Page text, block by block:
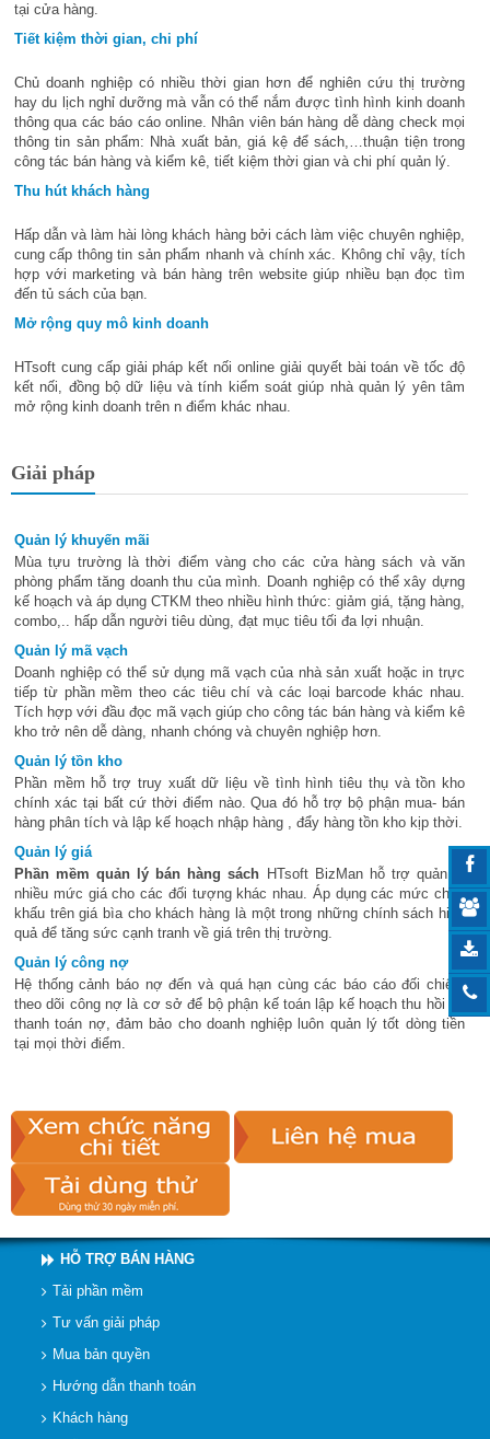
tại cửa hàng.
Tiết kiệm thời gian, chi phí
Chủ doanh nghiệp có nhiều thời gian hơn để nghiên cứu thị trường
hay du lịch nghỉ dưỡng mà vẫn có thể nắm được tình hình kinh doanh
thông qua các báo cáo online. Nhân viên bán hàng dễ dàng check mọi
thông tin sản phẩm: Nhà xuất bản, giá kệ để sách,…thuận tiện trong
công tác bán hàng và kiểm kê, tiết kiệm thời gian và chi phí quản lý.
Thu hút khách hàng
Hấp dẫn và làm hài lòng khách hàng bởi cách làm việc chuyên nghiệp,
cung cấp thông tin sản phẩm nhanh và chính xác. Không chỉ vậy, tích
hợp với marketing và bán hàng trên website giúp nhiều bạn đọc tìm
đến tủ sách của bạn.
Mở rộng quy mô kinh doanh
HTsoft cung cấp giải pháp kết nối online giải quyết bài toán về tốc độ
kết nối, đồng bộ dữ liệu và tính kiểm soát giúp nhà quản lý yên tâm
mở rộng kinh doanh trên n điểm khác nhau.
Giải pháp
Quản lý khuyến mãi
Mùa tựu trường là thời điểm vàng cho các cửa hàng sách và văn
phòng phẩm tăng doanh thu của mình. Doanh nghiệp có thể xây dựng
kế hoạch và áp dụng CTKM theo nhiều hình thức: giảm giá, tặng hàng,
combo,.. hấp dẫn người tiêu dùng, đạt mục tiêu tối đa lợi nhuận.
Quản lý mã vạch
Doanh nghiệp có thể sử dụng mã vạch của nhà sản xuất hoặc in trực
tiếp từ phần mềm theo các tiêu chí và các loại barcode khác nhau.
Tích hợp với đầu đọc mã vạch giúp cho công tác bán hàng và kiểm kê
kho trở nên dễ dàng, nhanh chóng và chuyên nghiệp hơn.
Quản lý tồn kho
Phần mềm hỗ trợ truy xuất dữ liệu về tình hình tiêu thụ và tồn kho
chính xác tại bất cứ thời điểm nào. Qua đó hỗ trợ bộ phận mua- bán
hàng phân tích và lập kế hoạch nhập hàng , đẩy hàng tồn kho kịp thời.
Quản lý giá
Phần mềm quản lý bán hàng sách HTsoft BizMan hỗ trợ quản lý
nhiều mức giá cho các đối tượng khác nhau. Áp dụng các mức chiết
khấu trên giá bìa cho khách hàng là một trong những chính sách hiệu
quả để tăng sức cạnh tranh về giá trên thị trường.
Quản lý công nợ
Hệ thống cảnh báo nợ đến và quá hạn cùng các báo cáo đối chiếu,
theo dõi công nợ là cơ sở để bộ phận kế toán lập kế hoạch thu hồi và
thanh toán nợ, đảm bảo cho doanh nghiệp luôn quản lý tốt dòng tiền
tại mọi thời điểm.
HỖ TRỢ BÁN HÀNG
Tải phần mềm
Tư vấn giải pháp
Mua bản quyền
Hướng dẫn thanh toán
Khách hàng